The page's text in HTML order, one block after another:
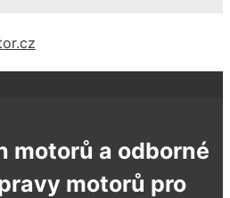
motorů a odborné
motorů pro